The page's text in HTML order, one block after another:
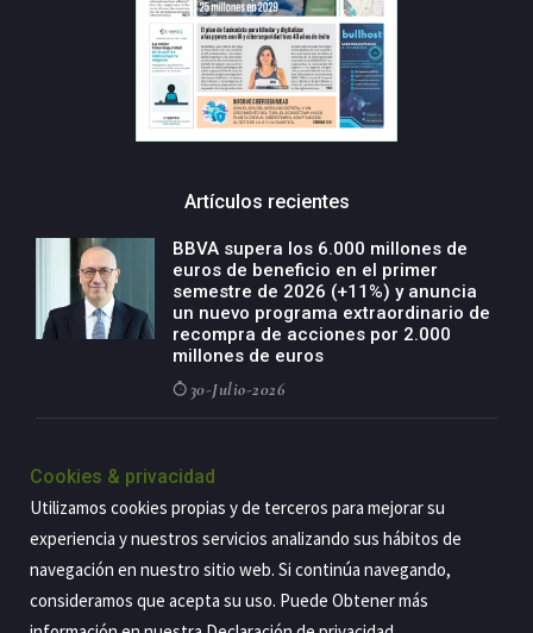
Artículos recientes
BBVA supera los 6.000 millones de
euros de beneficio en el primer
semestre de 2026 (+11%) y anuncia
un nuevo programa extraordinario de
recompra de acciones por 2.000
millones de euros
30-Julio-2026
negocio agro con un modelo global
de especialización presente en siete
países
29-Julio-2026
Cookies & privacidad
Utilizamos cookies propias y de terceros para mejorar su
experiencia y nuestros servicios analizando sus hábitos de
navegación en nuestro sitio web. Si continúa navegando,
consideramos que acepta su uso. Puede Obtener más